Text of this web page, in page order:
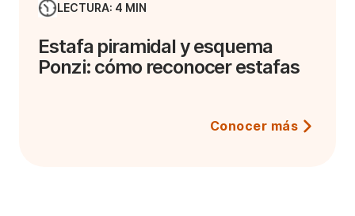
LECTURA: 4 MIN
Estafa piramidal y esquema
Ponzi: cómo reconocer estafas
Conocer más